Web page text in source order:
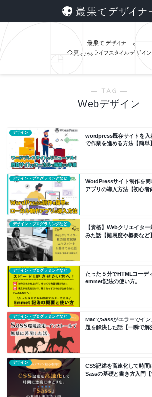
― TAG ―
Webデザイン
デザイン
wordpress既存サイトを入
で作業を進める方法【簡単】
デザイン・プログラミングなど
WordPressサイト制作を簡
アプリの導入方法【初心者
デザイン・プログラミングなど
【資格】Webクリエイタ
みた話【難易度や概要など】
デザイン・プログラミングなど
たった５分でHTMLコーデ
emmet記法の使い方。
デザイン・プログラミングなど
MacでSassがエラーでイ
題を解決した話【一瞬で解
デザイン
CSS記述を高速化して時間
Sassの基礎と書き方入門【